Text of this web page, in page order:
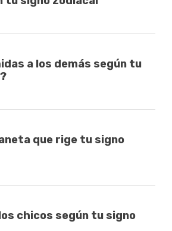
a los demás según tu
que rige tu signo
chicos según tu signo